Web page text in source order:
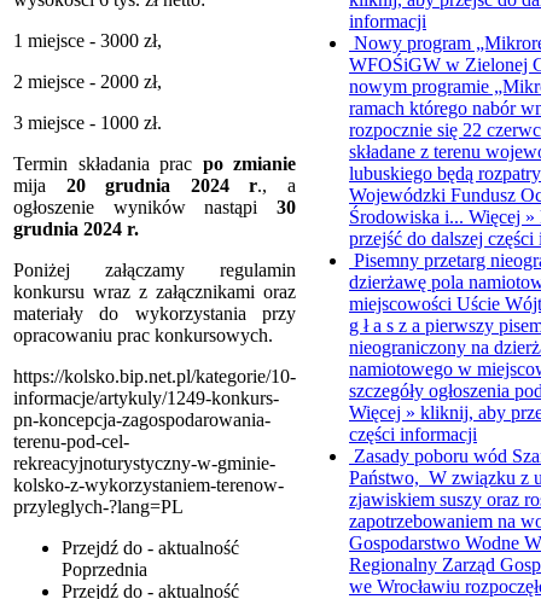
1 miejsce - 3000 zł,
2 miejsce - 2000 zł,
3 miejsce - 1000 zł.
Termin składania prac po zmianie
mija 20grudnia 2024 r., a
ogłoszenie wyników nastąpi 30
grudnia 2024 r.
Poniżej załączamy regulamin
konkursu wraz z załącznikami oraz
materiały do wykorzystania przy
opracowaniu prac konkursowych.
https://kolsko.bip.net.pl/kategorie/10-
informacje/artykuly/1249-konkurs-
pn-koncepcja-zagospodarowania-
terenu-pod-cel-
rekreacyjnoturystyczny-w-gminie-
kolsko-z-wykorzystaniem-terenow-
przyleglych-?lang=PL
Przejdź do - aktualność
Poprzednia
Przejdź do - aktualność
informacji
Nowy program
WFOŚiGW w Zielonej
nowym programie
ramach którego nabór
rozpocznie się 22
składane z terenu
lubuskiego będą
Wojewódzki Fundusz
Środowiska i... Więcej »
przejść do dalszej
Pisemny przetarg
dzierżawę pola
miejscowości Uście
g ł a s z a pierwszy
nieograniczony na
namiotowego w
szczegóły ogłoszenia
Więcej » kliknij, aby
części informacji
Zasady poboru wód
Państwo, W związku z
zjawiskiem suszy oraz
zapotrzebowaniem na
Gospodarstwo Wodne
Regionalny Zarząd
we Wrocławiu